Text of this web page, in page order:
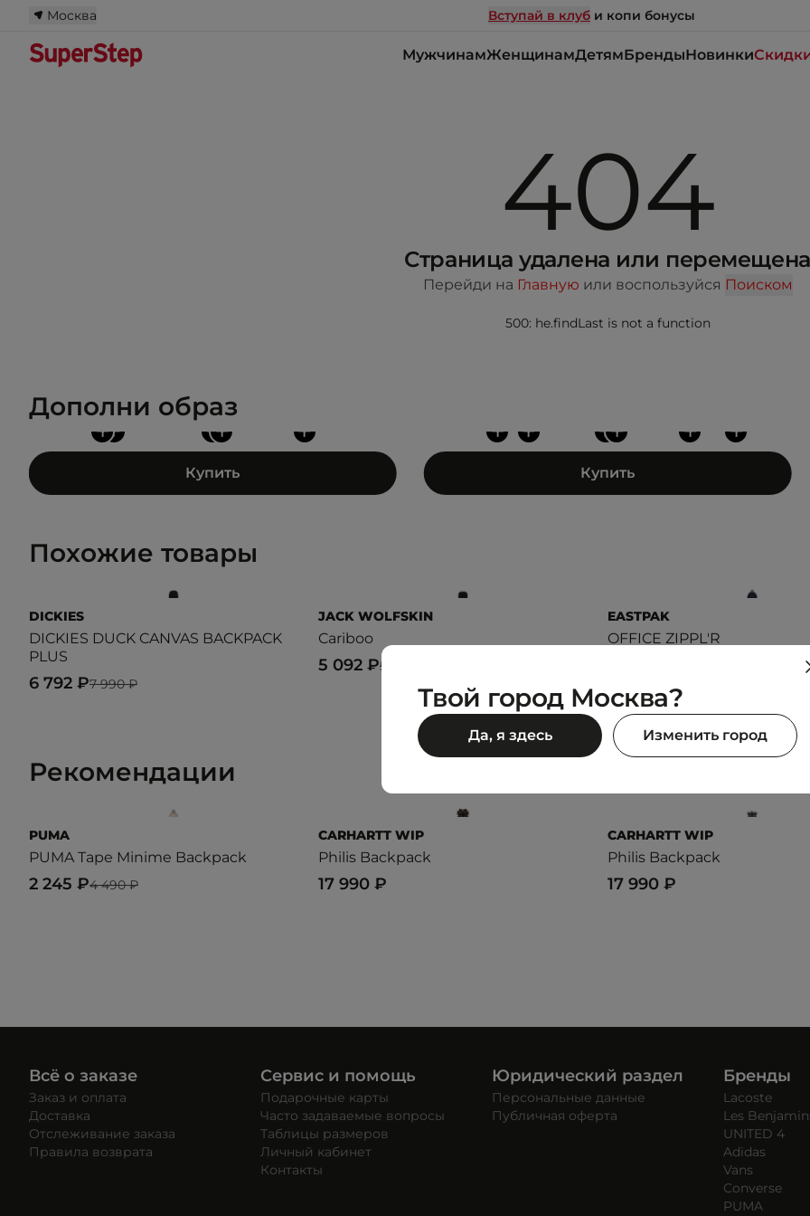
Москва Вступай в клуб и копи бонусы
МужчинамЖенщинамДетямБрендыНовинки
404
Страница удалена или перемещена
Перейди на Главную или воспользуйся Поиском
500: he.findLast is not a function
Дополни образ
+
+ + +
+
Купить
+
+
+ + +
+
Купить
Похожие товары
DICKIES
DICKIES DUCK CANVAS BACKPACK
PLUS
7 990 ₽
6 792 ₽
JACK WOLFSKIN
Cariboo
5 990 ₽
5 092 ₽
EASTPAK
OFFICE ZIPPL'R
Рекомендации
PUMA
PUMA Tape Minime Backpack
4 490 ₽
2 245 ₽
CARHARTT WIP
Philis Backpack
17 990 ₽
CARHARTT WIP
Philis Backpack
17 990 ₽
Всё о заказе
Заказ и оплата
Доставка
Отслеживание заказа
Правила возврата
Сервис и помощь
Подарочные карты
Часто задаваемые вопросы
Таблицы размеров
Личный кабинет
Контакты
Юридический раздел
Персональные данные
Публичная оферта
Бренды
Lacoste
Les
UNITED 4
Adidas
Vans
Converse
PUMA
Твой город Москва?
Да, я здесь Изменить город